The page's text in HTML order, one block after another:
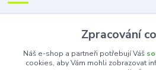
Zákaznická podpora
+420 603 100 966
(Po-Pá, 8-16 hod.)
Zpracování
Náš e-shop a partneři potřebují Váš
cookies, aby Vám mohli zobrazovat